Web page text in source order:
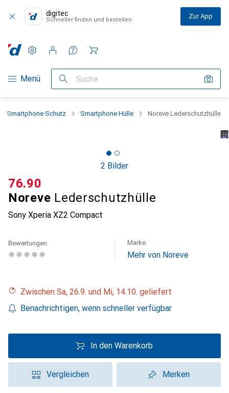
digitec
Schneller finden und bestellen Zur App
Navigation nach Kategorien
Menü Suche
Einstellungen
Kundenkonto
Vergleichslisten
Merklisten
Warenkorb
Smartphone Schutz Smartphone Hülle Noreve Lederschutzhülle
2 Bilder
Noreve Lederschutzhülle
Sony Xperia XZ2 Compact
CHF
76.90
Bewertungen Marke
Mehr von Noreve
Zwischen Sa, 26.9. und Mi, 14.10. geliefert
Benachrichtigen, wenn schneller verfügbar
In den Warenkorb
Vergleichen Merken